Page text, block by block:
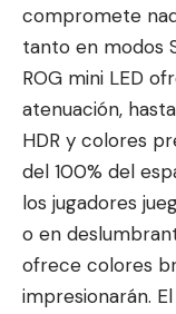
compromete
tanto en modos
ROG mini LED
atenuación,
HDR y colores
del 100% del
los jugadores
o en
ofrece colores
impresionarán.